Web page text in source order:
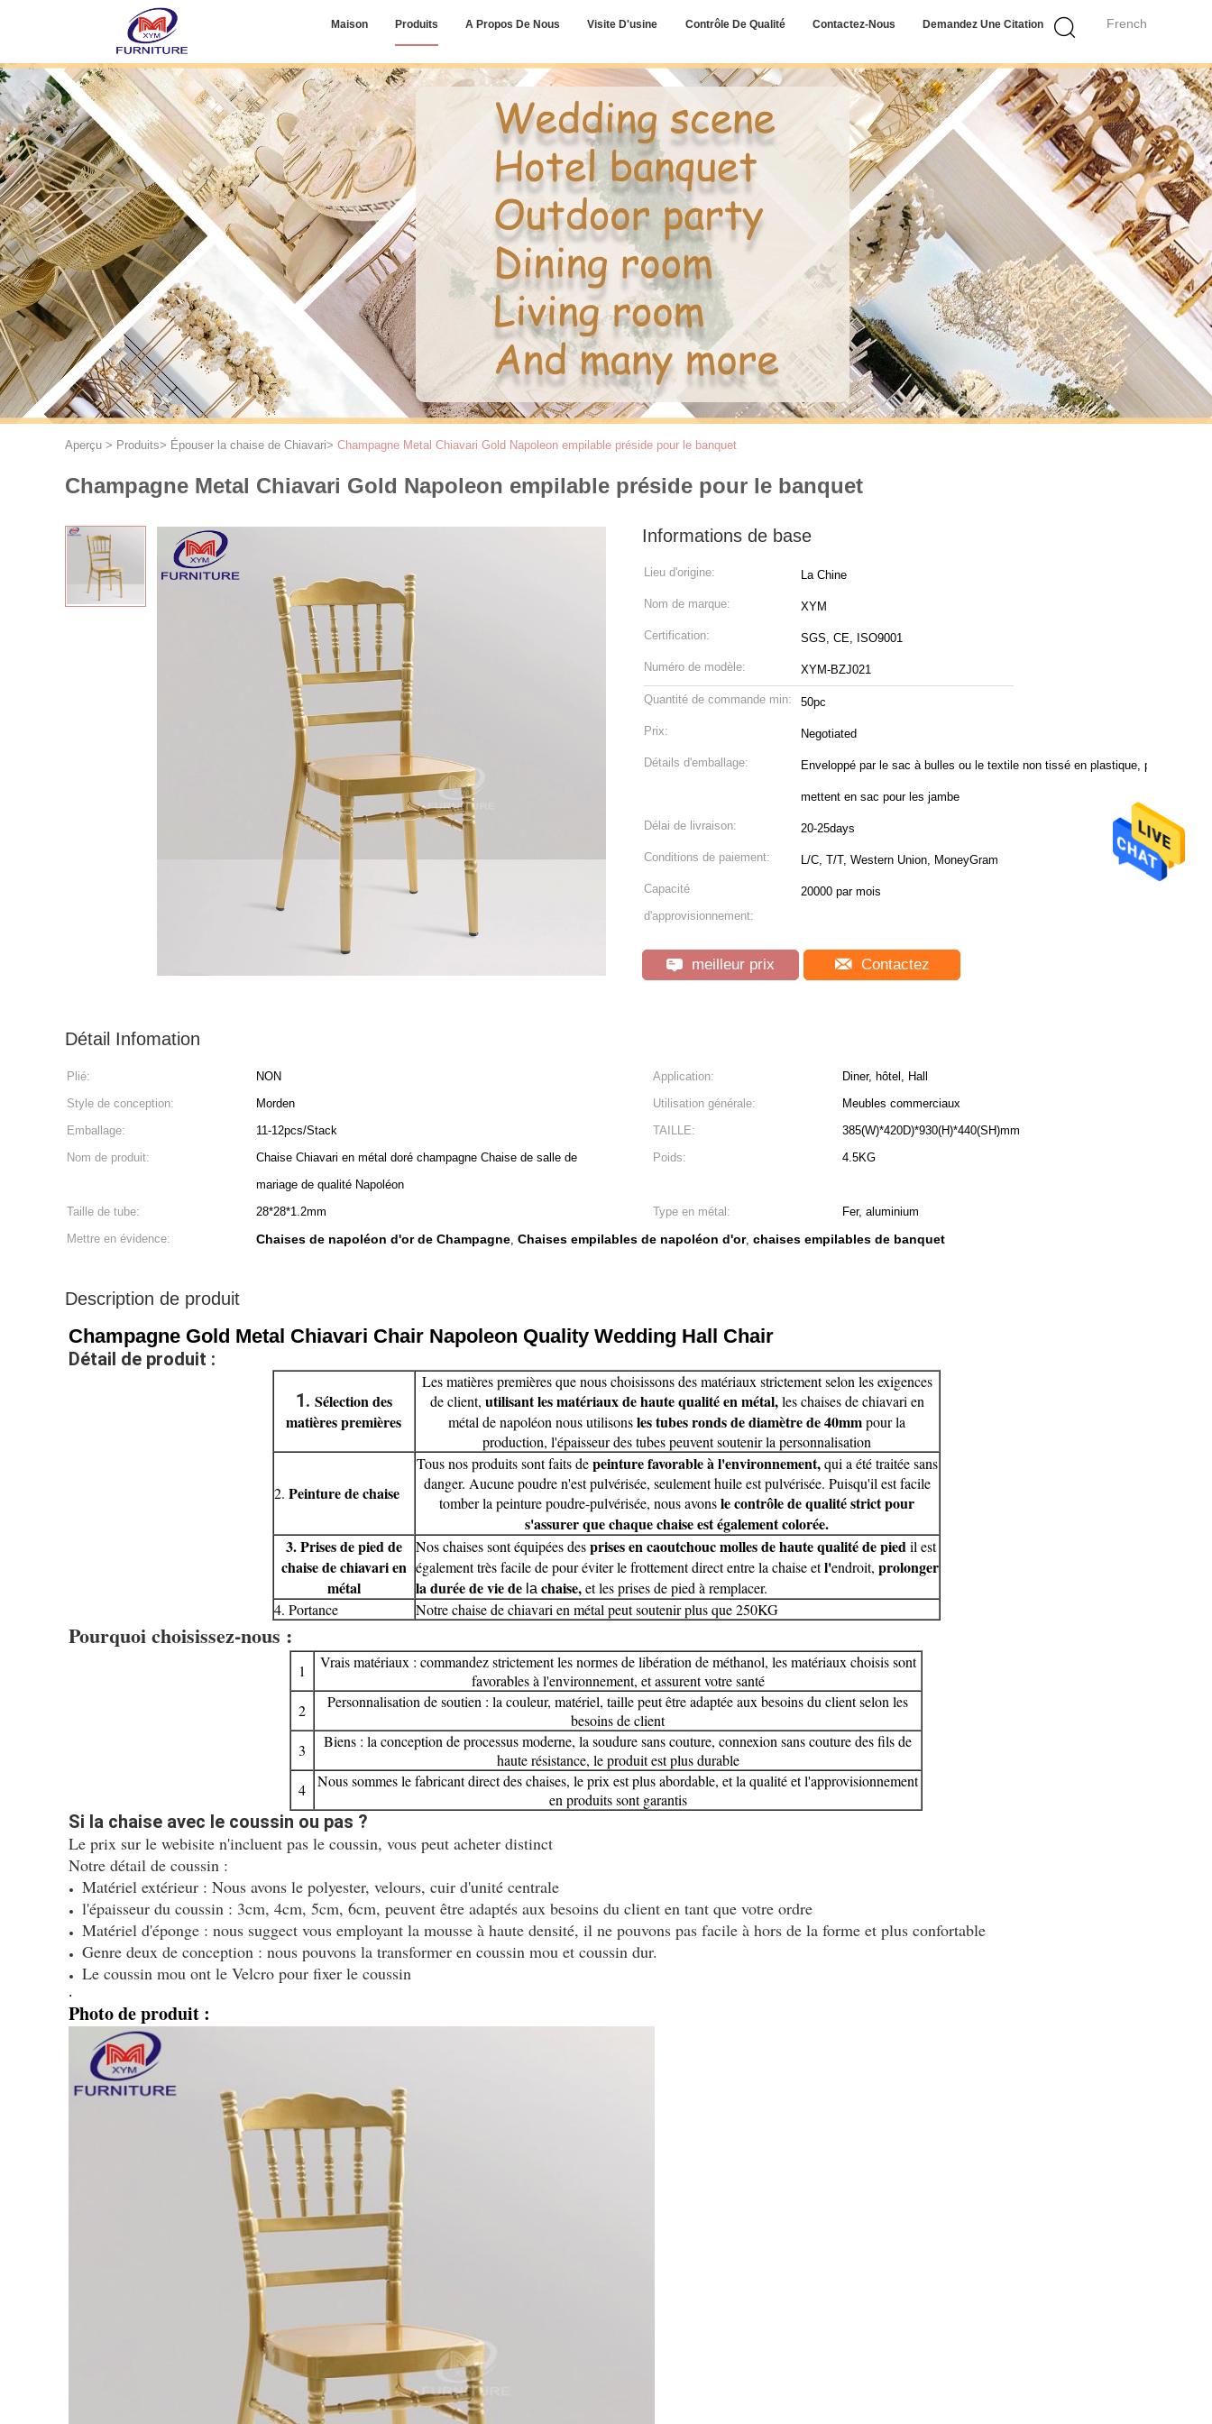
French
Maison Produits A Propos De Nous Visite D'usine Contrôle De Qualité Contactez-Nous Demandez Une Citation
Aperçu > Produits> Épouser la chaise de Chiavari> Champagne Metal Chiavari Gold Napoleon empilable préside pour le banquet
Champagne Metal Chiavari Gold Napoleon empilable préside pour le banquet
Informations de base
Lieu d'origine: La Chine
Nom de marque: XYM
Certification: SGS, CE, ISO9001
Numéro de modèle: XYM-BZJ021
Quantité de commande min: 50pc
Prix: Negotiated
Détails d'emballage: Enveloppé par le sac à bulles ou le textile non tissé en plastique, pp
mettent en sac pour les jambe
Délai de livraison: 20-25days
Conditions de paiement: L/C, T/T, Western Union, MoneyGram
Capacité
d'approvisionnement:
20000 par mois
meilleur prix Contactez
Détail Infomation
Plié: NON Application:
Diner, hôtel, Hall
Style de conception:
Morden Utilisation générale:
Meubles commerciaux
Emballage:
11-12pcs/Stack TAILLE:
385(W)*420D)*930(H)*440(SH)mm
Nom de produit:
Chaise Chiavari en métal doré champagne Chaise de salle de
mariage de qualité Napoléon
Poids: 4.5KG
Taille de tube: 28*28*1.2mm Type en métal:
Fer, aluminium
Mettre en évidence:
Chaises de napoléon d'or de Champagne, Chaises empilables de napoléon d'or, chaises empilables de banquet
Description de produit
Champagne Gold Metal Chiavari Chair Napoleon Quality Wedding Hall Chair
Détail de produit :
1. Sélection des
matières premières
Les matières premières que nous choisissons des matériaux strictement selon les exigences
de client, utilisant les matériaux de haute qualité en métal,les chaises de chiavari en
métal de napoléon nous utilisonsles tubes ronds de diamètre de 40mmpour la
production, l'épaisseur des tubes peuvent soutenir la personnalisation
2. Peinture de chaise
Tous nos produits sont faits depeinture favorable à l'environnement,qui a été traitée sans
danger. Aucune poudre n'est pulvérisée, seulement huile est pulvérisée. Puisqu'il est facile
tomber la peinture poudre-pulvérisée, nous avonsle contrôle de qualité strict pour
s'assurer que chaque chaise est également colorée.
3. Prises de pied de
chaise de chiavari en
métal
Nos chaises sont équipées desprises en caoutchouc molles de haute qualité de pied il est
également très facile de pour éviter le frottement direct entre la chaise etl'endroit, prolonger
la durée de vie dela chaise,et les prises de pied à remplacer.
4. Portance
Notre chaise de chiavari en métal peut soutenir plus que 250KG
Pourquoi choisissez-nous :
1
Vrais matériaux : commandez strictement les normes de libération de méthanol, les matériaux choisis sont
favorables à l'environnement, et assurent votre santé
2
Personnalisation de soutien : la couleur, matériel, taille peut être adaptée aux besoins du client selon les
besoins de client
3
Biens : la conception de processus moderne, la soudure sans couture, connexion sans couture des fils de
haute résistance, le produit est plus durable
4
Nous sommes le fabricant direct des chaises, le prix est plus abordable, et la qualité et l'approvisionnement
en produits sont garantis
Si la chaise avec le coussin ou pas ?
Le prix sur le webisite n'incluent pas le coussin, vous peut acheter distinct
Notre détail de coussin :
Matériel extérieur : Nous avons le polyester, velours, cuir d'unité centrale
l'épaisseur du coussin : 3cm, 4cm, 5cm, 6cm, peuvent être adaptés aux besoins du client en tant que votre ordre
Matériel d'éponge : nous suggect vous employant la mousse à haute densité, il ne pouvons pas facile à hors de la forme et plus confortable
Genre deux de conception : nous pouvons la transformer en coussin mou et coussin dur.
Le coussin mou ont le Velcro pour fixer le coussin
.
Photo de produit :